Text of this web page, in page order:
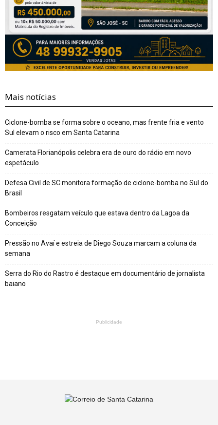
Mais notícias
Ciclone-bomba se forma sobre o oceano, mas frente fria e vento
Sul elevam o risco em Santa Catarina
Camerata Florianópolis celebra era de ouro do rádio em novo
espetáculo
Defesa Civil de SC monitora formação de ciclone-bomba no Sul do
Brasil
Bombeiros resgatam veículo que estava dentro da Lagoa da
Conceição
Pressão no Avaí e estreia de Diego Souza marcam a coluna da
semana
Serra do Rio do Rastro é destaque em documentário de jornalista
baiano
Publicidade